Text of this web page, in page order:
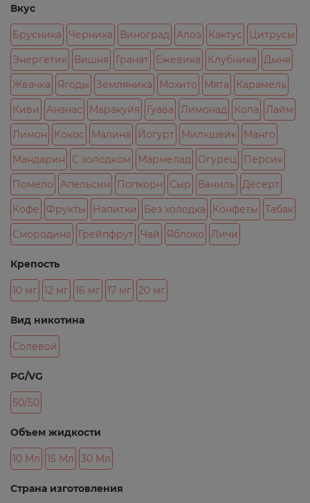
Вкус
Брусника Черника Виноград Алоэ Кактус
Цитрусы
Энергетик
Вишня Гранат Ежевика Клубника
Дыня
Жвачка
Ягоды Земляника Мохито Мята
Карамель
Киви
Ананас Маракуйя Гуава Лимонад Кола
Лайм
Лимон
Кокос Малина Йогурт Милкшейк
Манго
Мандарин
С холодком Мармелад Огурец
Персик
Помело
Апельсин Попкорн Сыр Ваниль Десерт
Кофе
Фрукты Напитки Без холодка Конфеты
Табак
Смородина
Грейпфрут Чай Яблоко Личи
Крепость
10 мг 12 мг 16 мг 17 мг 20 мг
Вид никотина
Солевой
PG/VG
50/50
Объем жидкости
10 Мл 15 Мл 30 Мл
Страна изготовления